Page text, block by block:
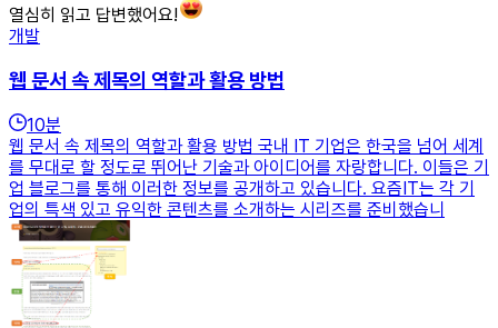
열심히 읽고 답변했어요!
개발
웹 문서 속 제목의 역할과 활용 방법
10분
웹 문서 속 제목의 역할과 활용 방법 국내 IT 기업은 한국을 넘어 세계
를 무대로 할 정도로 뛰어난 기술과 아이디어를 자랑합니다. 이들은 기
업 블로그를 통해 이러한 정보를 공개하고 있습니다. 요즘IT는 각 기
업의 특색 있고 유익한 콘텐츠를 소개하는 시리즈를 준비했습니